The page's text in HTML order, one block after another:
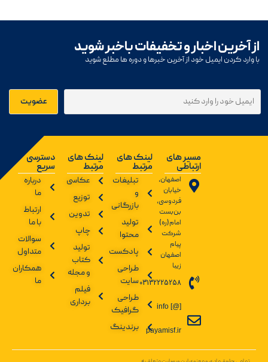
از آخرین اخبار و تخفیفات باخبر شوید
با وارد کردن ایمیل خود از آخرین خبرها و دوره ها مطلع شوید
مسیر های
ارتباطی
اصفهان،
خیابان
فردوسی،
بن‌بست
امام(ره)
شرکت
پیام
اصفهان
زیبا
03132225258
info [@]
payamisf.ir
لینک های
مرتبط
تبلیغات
و
بازرگانی
تولید
محتوا
پادکست
طراحی
سایت
طراحی
گرافیک
برندینگ
لینک های
مرتبط
عکاسی
توزیع
تدوین
چاپ
تولید
کتاب
و مجله
فیلم
برداری
دسترسی
سریع
درباره
ما
ارتباط
با ما
سوالات
متداول
همکاران
ما